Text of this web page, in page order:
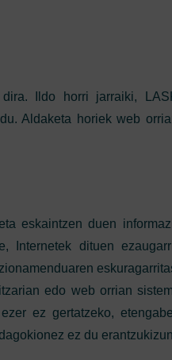
Ildo horri jarraiki,
Aldaketa horiek web
eskaintzen duen
Internetek dituen
edo web orrian
ez gertatzeko,
ez du